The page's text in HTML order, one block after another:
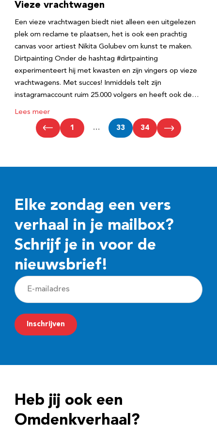
Vieze vrachtwagen
Een vieze vrachtwagen biedt niet alleen een uitgelezen
plek om reclame te plaatsen, het is ook een prachtig
canvas voor artiest Nikita Golubev om kunst te maken.
Dirtpainting Onder de hashtag #dirtpainting
experimenteert hij met kwasten en zijn vingers op vieze
vrachtwagens. Met succes! Inmiddels telt zijn
instagramaccount ruim 25.000 volgers en heeft ook de…
Lees meer
1 … 33 34
Elke zondag een vers
verhaal in je mailbox?
Schrijf je in voor de
nieuwsbrief!
E
-
m
a
r
e
Inschrijven
Heb jij ook een
Omdenkverhaal?